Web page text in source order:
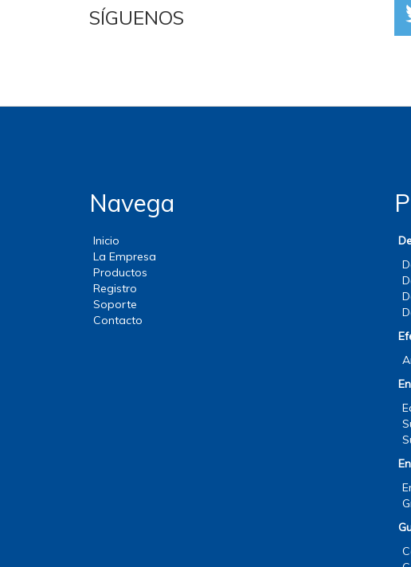
SÍGUENOS
Navega
Inicio
La Empresa
Productos
Registro
Soporte
Contacto